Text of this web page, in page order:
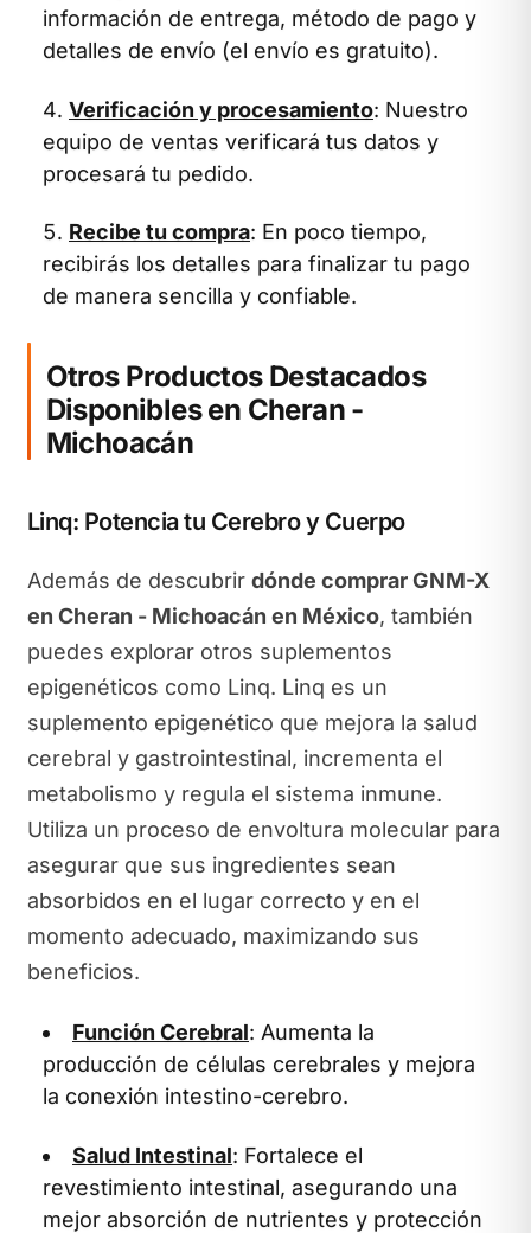
información de entrega, método de pago y
detalles de envío (el envío es gratuito).
Verificación y procesamiento: Nuestro
equipo de ventas verificará tus datos y
procesará tu pedido.
Recibe tu compra: En poco tiempo,
recibirás los detalles para finalizar tu pago
de manera sencilla y confiable.
Otros Productos Destacados
Disponibles en Cheran -
Michoacán
Linq: Potencia tu Cerebro y Cuerpo
Además de descubrir dónde comprar GNM-X
en Cheran - Michoacán en México, también
puedes explorar otros suplementos
epigenéticos como Linq. Linq es un
suplemento epigenético que mejora la salud
cerebral y gastrointestinal, incrementa el
metabolismo y regula el sistema inmune.
Utiliza un proceso de envoltura molecular para
asegurar que sus ingredientes sean
absorbidos en el lugar correcto y en el
momento adecuado, maximizando sus
beneficios.
Función Cerebral: Aumenta la
producción de células cerebrales y mejora
la conexión intestino-cerebro.
Salud Intestinal: Fortalece el
revestimiento intestinal, asegurando una
mejor absorción de nutrientes y protección